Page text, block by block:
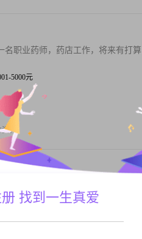
职业药师，药店工作，将来有打
5000元
料
我随意溜达；想有个人，能陪我
老，若...
找到一生真爱